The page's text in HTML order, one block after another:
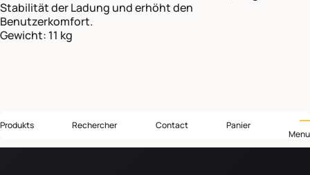
Stabilität der Ladung und erhöht den
Benutzerkomfort.
Gewicht: 11 kg
Produkts Rechercher Contact Panier
Menu